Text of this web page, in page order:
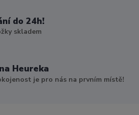
do 24h!
skladem
Heureka
je pro nás na prvním místě!